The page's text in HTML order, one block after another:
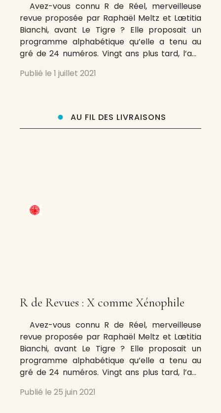
Avez-vous connu R de Réel, merveilleuse
revue proposée par Raphaël Meltz et Lætitia
Bianchi, avant Le Tigre ? Elle proposait un
programme alphabétique qu’elle a tenu au
gré de 24 numéros. Vingt ans plus tard, l’ami
appliqué aux revues dont il extraira, dans les
Publié le 1 juillet 2021
AU FIL DES LIVRAISONS
R de Revues : X comme Xénophile
Avez-vous connu R de Réel, merveilleuse
revue proposée par Raphaël Meltz et Lætitia
Bianchi, avant Le Tigre ? Elle proposait un
programme alphabétique qu’elle a tenu au
gré de 24 numéros. Vingt ans plus tard, l’ami
appliqué aux revues dont il extraira, dans les
Publié le 25 juin 2021